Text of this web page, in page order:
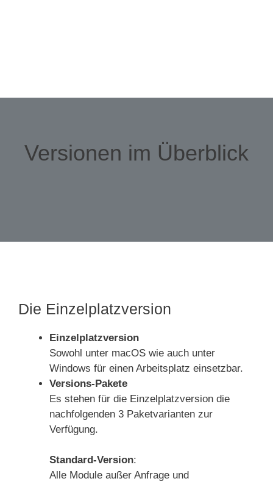
Versionen im Überblick
Die Einzelplatzversion
Einzelplatzversion
Sowohl unter macOS wie auch unter
Windows für einen Arbeitsplatz einsetzbar.
Versions-Pakete
Es stehen für die Einzelplatzversion die
nachfolgenden 3 Paketvarianten zur
Verfügung.
Standard-Version:
Alle Module außer Anfrage und